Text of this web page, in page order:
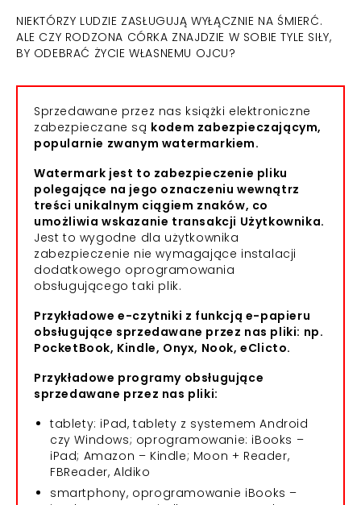
NIEKTÓRZY LUDZIE ZASŁUGUJĄ WYŁĄCZNIE NA ŚMIERĆ.
ALE CZY RODZONA CÓRKA ZNAJDZIE W SOBIE TYLE SIŁY,
BY ODEBRAĆ ŻYCIE WŁASNEMU OJCU?
Sprzedawane przez nas książki elektroniczne
zabezpieczane są kodem zabezpieczającym,
popularnie zwanym watermarkiem.
Watermark jest to zabezpieczenie pliku
polegające na jego oznaczeniu wewnątrz
treści unikalnym ciągiem znaków, co
umożliwia wskazanie transakcji Użytkownika.
Jest to wygodne dla użytkownika
zabezpieczenie nie wymagające instalacji
dodatkowego oprogramowania
obsługującego taki plik.
Przykładowe e-czytniki z funkcją e-papieru
obsługujące sprzedawane przez nas pliki: np.
PocketBook, Kindle, Onyx, Nook, eClicto.
Przykładowe programy obsługujące
sprzedawane przez nas pliki:
tablety: iPad, tablety z systemem Android
czy Windows; oprogramowanie: iBooks –
iPad; Amazon – Kindle; Moon + Reader,
FBReader, Aldiko
smartphony, oprogramowanie iBooks –